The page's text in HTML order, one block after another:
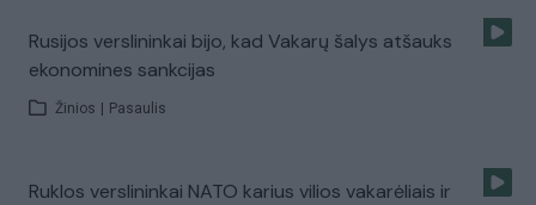
Rusijos verslininkai bijo, kad Vakarų šalys atšauks
ekonomines sankcijas
Žinios Pasaulis
Ruklos verslininkai NATO karius vilios vakarėliais ir